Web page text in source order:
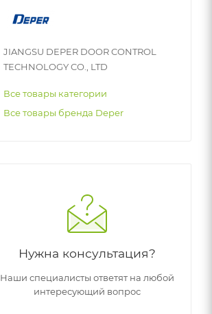
JIANGSU DEPER DOOR CONTROL
TECHNOLOGY CO., LTD
Все товары категории
Все товары бренда Deper
Нужна консультация?
Наши специалисты ответят на любой
интересующий вопрос